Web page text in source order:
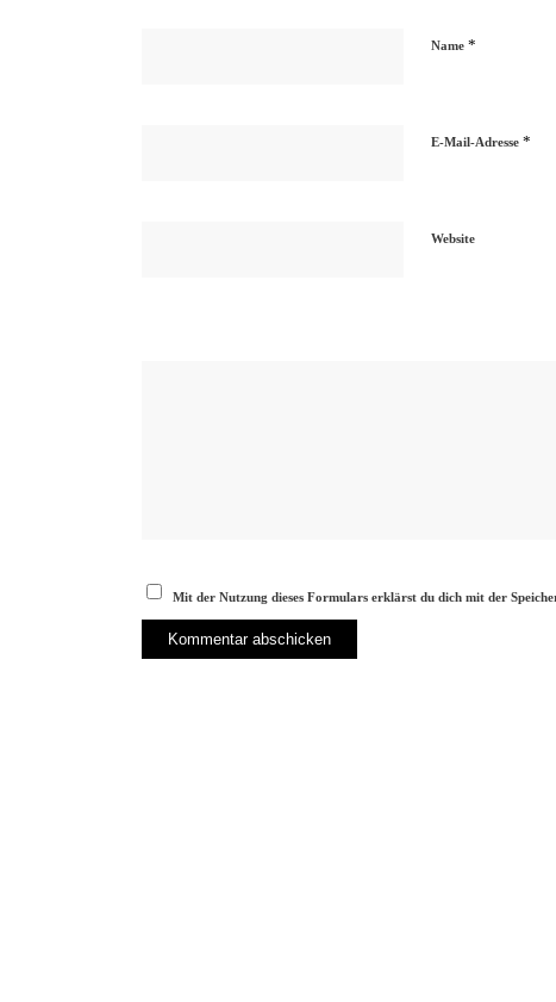
Name*
E-Mail-Adresse*
Website
Mit der Nutzung dieses Formulars erklärst du dich mit der